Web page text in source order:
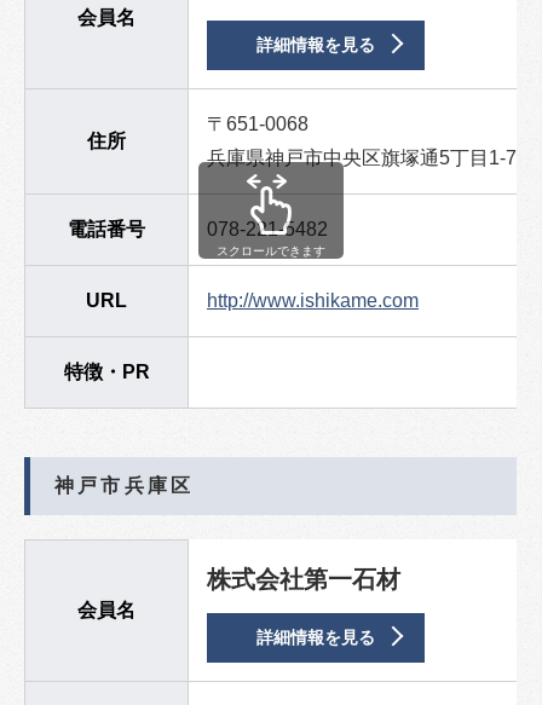
会員名
詳細情報を見る
住所
〒651-0068
兵庫県神戸市中央区旗塚通5丁目1-7-
電話番号 078-221-5482
URL http://www.ishikame.com
特徴・PR
スクロールできます
神戸市兵庫区
会員名
株式会社第一石材
詳細情報を見る